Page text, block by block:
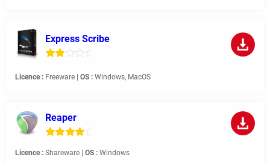
Express Scribe
Licence : Freeware | OS : Windows, MacOS
Reaper
Licence : Shareware | OS : Windows